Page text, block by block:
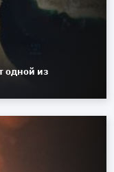
одной из